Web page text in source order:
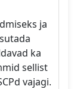
ja
ka
sellist
vajagi.